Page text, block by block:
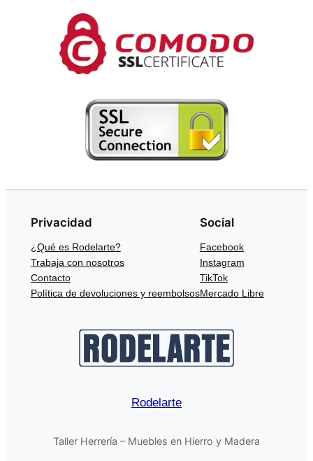
Rodelarte
Taller Herrería – Muebles en Hierro y Madera
Privacidad
¿Qué es Rodelarte?
Trabaja con nosotros
Contacto
Política de devoluciones y reembolsos
Social
Facebook
Instagram
TikTok
Mercado Libre